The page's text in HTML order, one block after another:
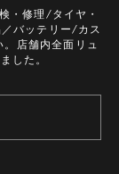
・修理/タイヤ・
バッテリー/カス
店舗内全面リュ
した。